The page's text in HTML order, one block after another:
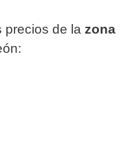
precios de la zona